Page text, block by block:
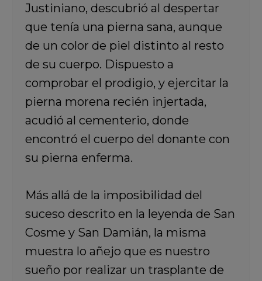
Justiniano, descubrió al despertar
que tenía una pierna sana, aunque
de un color de piel distinto al resto
de su cuerpo. Dispuesto a
comprobar el prodigio, y ejercitar la
pierna morena recién injertada,
acudió al cementerio, donde
encontró el cuerpo del donante con
su pierna enferma.
Más allá de la imposibilidad del
suceso descrito en la leyenda de San
Cosme y San Damián, la misma
muestra lo añejo que es nuestro
sueño por realizar un trasplante de